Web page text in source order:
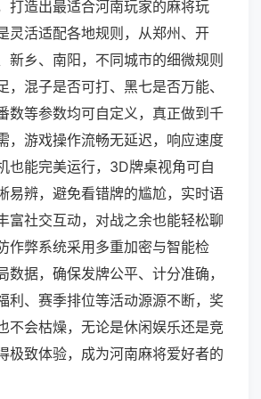
打造出最适合河南玩家的麻将玩
灵活适配各地规则，从郑州、开
新乡、南阳，不同城市的细微规则
，混子是否可打、黑七是否万能、
数等参数均可自定义，真正做到千
，游戏操作流畅无延迟，响应速度
也能完美运行，3D牌桌视角可自
易辨，避免看错牌的尴尬，实时语
富社交互动，对战之余也能轻松聊
作弊系统采用多重加密与智能检
数据，确保发牌公平、计分准确，
利、赛季排位等活动源源不断，奖
不会枯燥，无论是休闲娱乐还是竞
极致体验，成为河南麻将爱好者的